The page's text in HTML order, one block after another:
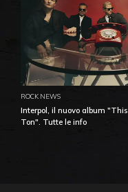
ROCK NEWS
Interpol, il nuovo album
Ton". Tutte le info